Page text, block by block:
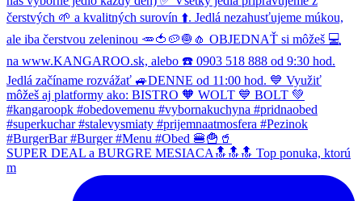
SUPER DEAL a BURGRE MESIACA🔝🔝🔝 Top ponuka, ktorú
m